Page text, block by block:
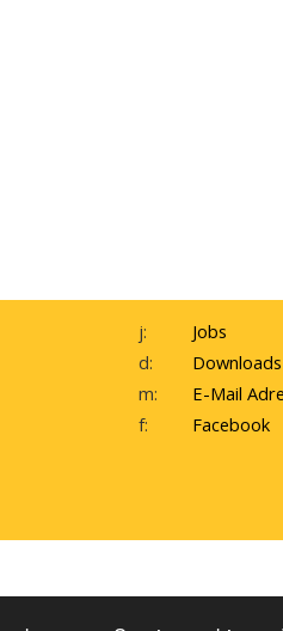
j:
Jobs
d:
Downloads
m:
E-Mail
f:
Facebook